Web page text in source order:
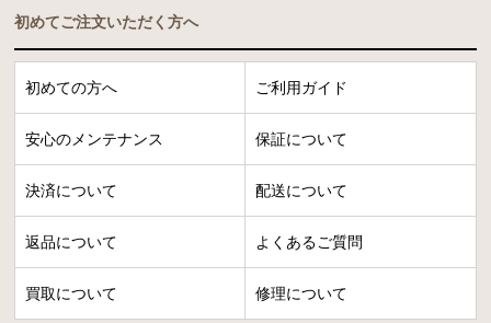
初めてご注文いただく方へ
初めての方へ ご利用ガイド
安心のメンテナンス 保証について
決済について 配送について
返品について よくあるご質問
買取について 修理について